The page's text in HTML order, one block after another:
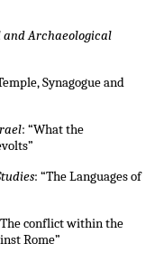
and Archaeological
Synagogue and
: “What the
: “The Languages of
conflict within the
Rome”